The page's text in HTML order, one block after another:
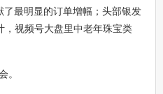
最明显的订单增幅；头部银发
，视频号大盘里中老年珠宝类
。